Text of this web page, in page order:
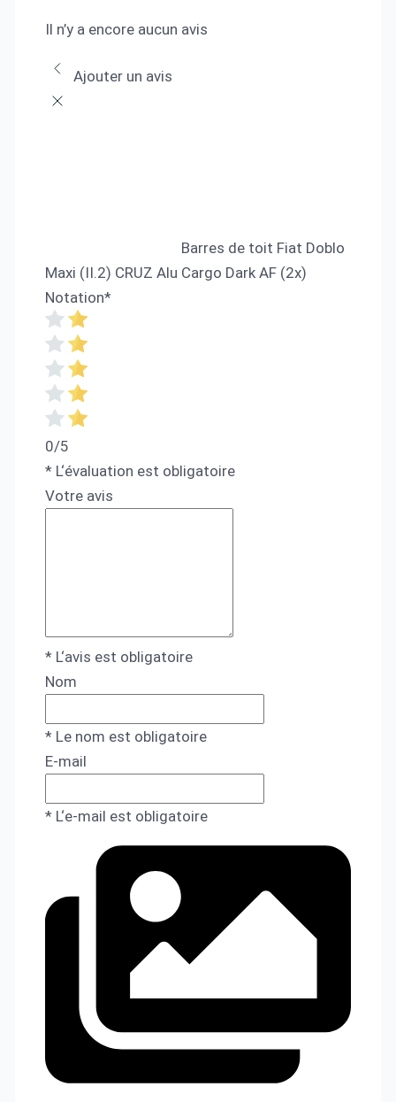
Il n’y a encore aucun avis
Ajouter un avis
Barres de toit Fiat Doblo
Maxi (II.2) CRUZ Alu Cargo Dark AF (2x)
Notation*
0/5
* L‘évaluation est obligatoire
Votre avis
* L‘avis est obligatoire
Nom
* Le nom est obligatoire
E-mail
* L‘e-mail est obligatoire